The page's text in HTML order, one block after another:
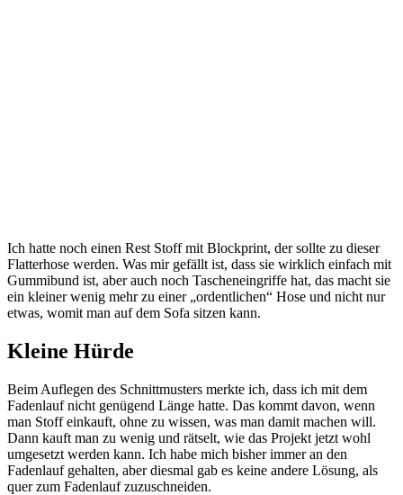
Ich hatte noch einen Rest Stoff mit Blockprint, der sollte zu dieser
Flatterhose werden. Was mir gefällt ist, dass sie wirklich einfach mit
Gummibund ist, aber auch noch Tascheneingriffe hat, das macht sie
ein kleiner wenig mehr zu einer „ordentlichen“ Hose und nicht nur
etwas, womit man auf dem Sofa sitzen kann.
Kleine Hürde
Beim Auflegen des Schnittmusters merkte ich, dass ich mit dem
Fadenlauf nicht genügend Länge hatte. Das kommt davon, wenn
man Stoff einkauft, ohne zu wissen, was man damit machen will.
Dann kauft man zu wenig und rätselt, wie das Projekt jetzt wohl
umgesetzt werden kann. Ich habe mich bisher immer an den
Fadenlauf gehalten, aber diesmal gab es keine andere Lösung, als
quer zum Fadenlauf zuzuschneiden.